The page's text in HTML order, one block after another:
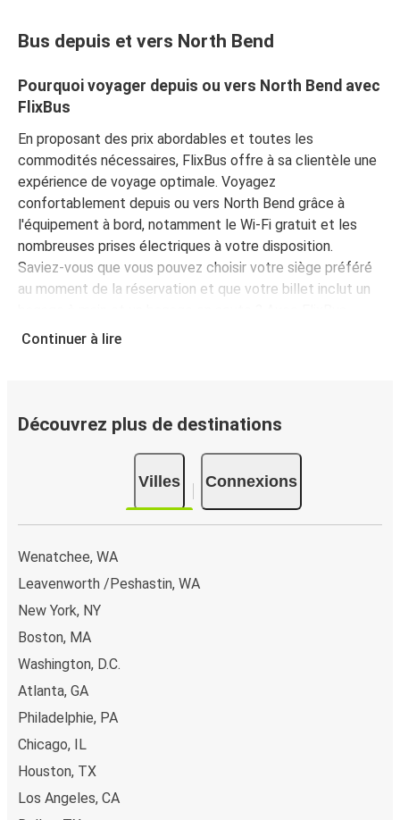
Bus depuis et vers North Bend
Pourquoi voyager depuis ou vers North Bend avec
FlixBus
En proposant des prix abordables et toutes les
commodités nécessaires, FlixBus offre à sa clientèle une
expérience de voyage optimale. Voyagez
confortablement depuis ou vers North Bend grâce à
l'équipement à bord, notamment le Wi-Fi gratuit et les
nombreuses prises électriques à votre disposition.
Saviez-vous que vous pouvez choisir votre siège préféré
au moment de la réservation et que votre billet inclut un
voyagez l'esprit tranquille !
Vous pouvez effectuer votre réservation sur ce site Web
ou sur l'application FlixBus : c’est facile et rapide !
Lorsque vous achetez en ligne votre billet de bus pour un
trajet depuis ou vers North Bend, vous pouvez choisir
entre différents modes de paiement sécurisés : carte
bancaire, PayPal, Google Pay ou encore Apple Pay. Vous
vente ou lorsque vous montez à bord du bus).
Continuer à lire
Découvrez plus de destinations
Villes Connexions
Wenatchee, WA
Leavenworth /Peshastin, WA
New York, NY
Boston, MA
Washington, D.C.
Atlanta, GA
Philadelphie, PA
Chicago, IL
Houston, TX
Los Angeles, CA